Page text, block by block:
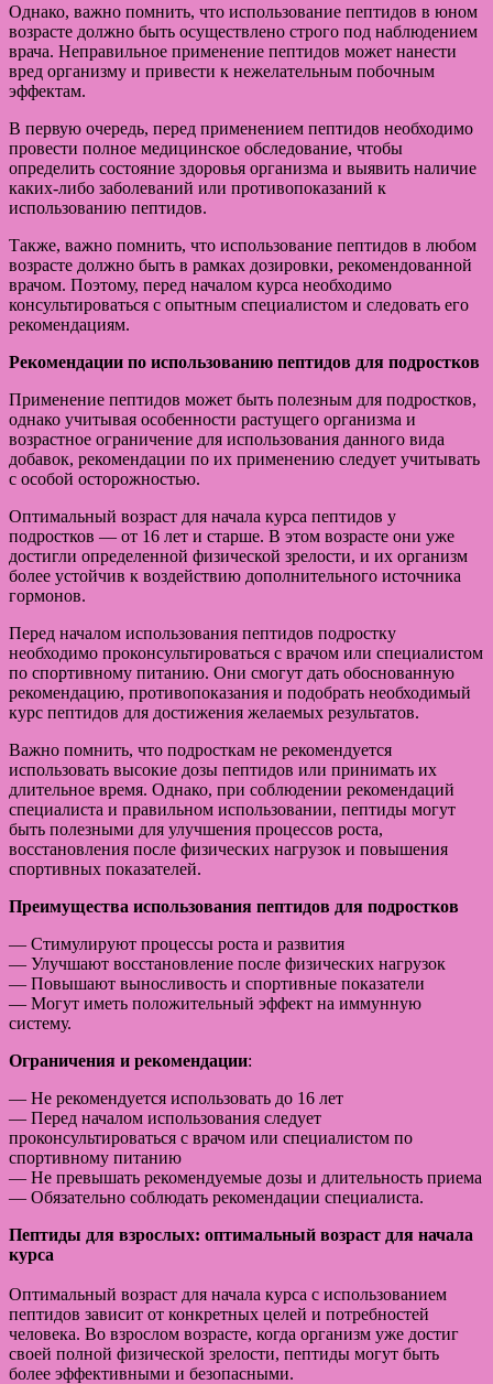
Однако, важно помнить, что использование пептидов в юном
возрасте должно быть осуществлено строго под наблюдением
врача. Неправильное применение пептидов может нанести
вред организму и привести к нежелательным побочным
эффектам.
В первую очередь, перед применением пептидов необходимо
провести полное медицинское обследование, чтобы
определить состояние здоровья организма и выявить наличие
каких-либо заболеваний или противопоказаний к
использованию пептидов.
Также, важно помнить, что использование пептидов в любом
возрасте должно быть в рамках дозировки, рекомендованной
врачом. Поэтому, перед началом курса необходимо
консультироваться с опытным специалистом и следовать его
рекомендациям.
Рекомендации по использованию пептидов для подростков
Применение пептидов может быть полезным для подростков,
однако учитывая особенности растущего организма и
возрастное ограничение для использования данного вида
добавок, рекомендации по их применению следует учитывать
с особой осторожностью.
Оптимальный возраст для начала курса пептидов у
подростков — от 16 лет и старше. В этом возрасте они уже
достигли определенной физической зрелости, и их организм
более устойчив к воздействию дополнительного источника
гормонов.
Перед началом использования пептидов подростку
необходимо проконсультироваться с врачом или специалистом
по спортивному питанию. Они смогут дать обоснованную
рекомендацию, противопоказания и подобрать необходимый
курс пептидов для достижения желаемых результатов.
Важно помнить, что подросткам не рекомендуется
использовать высокие дозы пептидов или принимать их
длительное время. Однако, при соблюдении рекомендаций
специалиста и правильном использовании, пептиды могут
быть полезными для улучшения процессов роста,
восстановления после физических нагрузок и повышения
спортивных показателей.
Преимущества использования пептидов для подростков
— Стимулируют процессы роста и развития
— Улучшают восстановление после физических нагрузок
— Повышают выносливость и спортивные показатели
— Могут иметь положительный эффект на иммунную
систему.
Ограничения и рекомендации:
— Не рекомендуется использовать до 16 лет
— Перед началом использования следует
проконсультироваться с врачом или специалистом по
спортивному питанию
— Не превышать рекомендуемые дозы и длительность приема
— Обязательно соблюдать рекомендации специалиста.
Пептиды для взрослых: оптимальный возраст для начала
курса
Оптимальный возраст для начала курса с использованием
пептидов зависит от конкретных целей и потребностей
человека. Во взрослом возрасте, когда организм уже достиг
своей полной физической зрелости, пептиды могут быть
более эффективными и безопасными.